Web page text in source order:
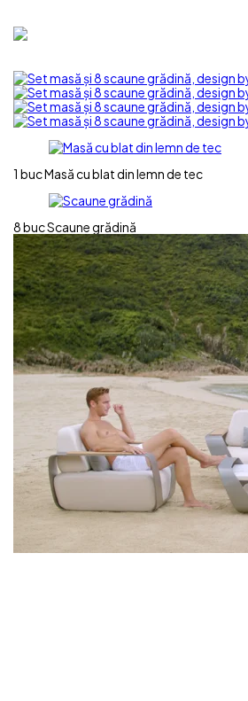
1 bucMasă cu blat din lemn de tec
8 bucScaune grădină